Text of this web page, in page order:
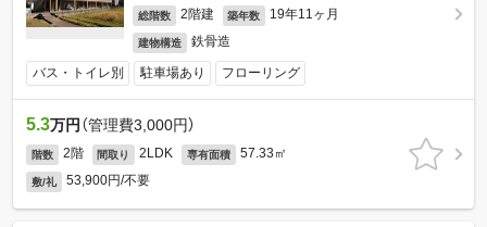
総階数 2階建 築年数 19年11ヶ月
建物構造 鉄骨造
バス・トイレ別 駐車場あり フローリング
5.3万円 （管理費3,000円）
階数 2階 間取り 2LDK 専有面積 57.33㎡
敷/礼 53,900円/不要